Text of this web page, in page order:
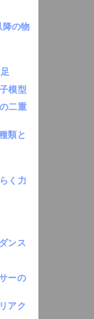
の物
模型
二重
類と
く力
ンス
ーの
アク